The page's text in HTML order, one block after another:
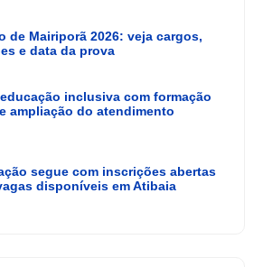
de Mairiporã 2026: veja cargos,
e data da prova
inclusiva com formação
ampliação do atendimento
segue com inscrições abertas
disponíveis em Atibaia